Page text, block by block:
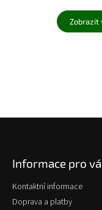
Zobrazit
Informace pro
Kontaktní informace
Doprava a platby